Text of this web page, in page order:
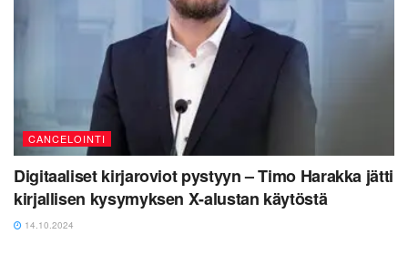
CANCELOINTI
Digitaaliset kirjaroviot pystyyn – Timo Harakka jätti
kirjallisen kysymyksen X-alustan käytöstä
14.10.2024